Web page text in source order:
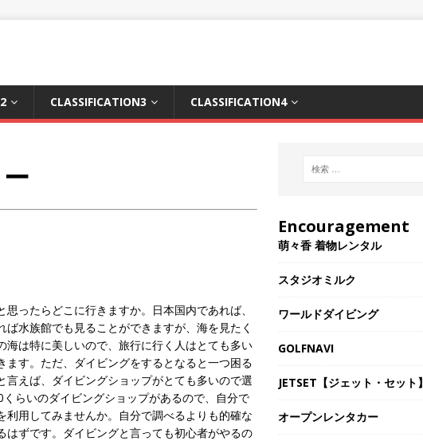
CLASSIFICATION3 CLASSIFICATION4
ったらどこに行きますか。日本国内であれば、
水族館でも見ることができますが、海を見たく
は特に美しいので、旅行に行く人はとても多い
す。ただ、ダイビングをするとなると一つ困る
えば、ダイビングショップがとても多いので選
らいのダイビングショップがあるので、自分で
用してみませんか。自分で調べるよりも的確な
ずです。ダイビングと言っても初心者がやるの
Encouragement
萌々香 着物レンタル
スタジオミルク
ワールドダイビング
GOLFNAVI
JETSET【ジェット・セット】
オープンレンタカー